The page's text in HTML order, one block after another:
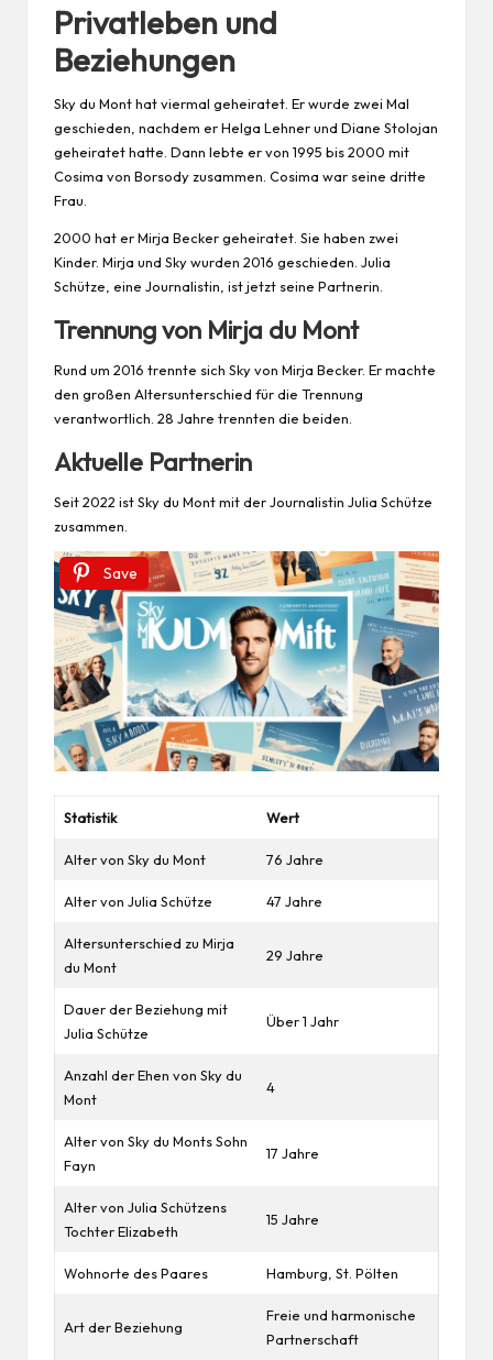
Privatleben und
Beziehungen
Sky du Mont hat viermal geheiratet. Er wurde zwei Mal
geschieden, nachdem er Helga Lehner und Diane Stolojan
geheiratet hatte. Dann lebte er von 1995 bis 2000 mit
Cosima von Borsody zusammen. Cosima war seine dritte
Frau.
2000 hat er Mirja Becker geheiratet. Sie haben zwei
Kinder. Mirja und Sky wurden 2016 geschieden. Julia
Schütze, eine Journalistin, ist jetzt seine Partnerin.
Trennung von Mirja du Mont
Rund um 2016 trennte sich Sky von Mirja Becker. Er machte
den großen Altersunterschied für die Trennung
verantwortlich. 28 Jahre trennten die beiden.
Aktuelle Partnerin
Seit 2022 ist Sky du Mont mit der Journalistin Julia Schütze
zusammen.
Save
Statistik Wert
Alter von Sky du Mont 76 Jahre
Alter von Julia Schütze 47 Jahre
Altersunterschied zu Mirja
du Mont
29 Jahre
Dauer der Beziehung mit
Julia Schütze
Über 1 Jahr
Anzahl der Ehen von Sky du
Mont
4
Alter von Sky du Monts Sohn
Fayn
17 Jahre
Alter von Julia Schützens
Tochter Elizabeth
15 Jahre
Wohnorte des Paares Hamburg, St. Pölten
Art der Beziehung
Freie und harmonische
Partnerschaft